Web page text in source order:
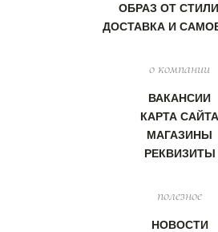
ОБРАЗ ОТ
ДОСТАВКА И
о компании
ВАКАНСИИ
КАРТА САЙТА
МАГАЗИНЫ
РЕКВИЗИТЫ
полезное
НОВОСТИ